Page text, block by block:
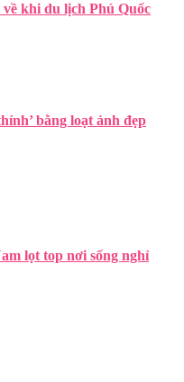
về khi du lịch Phú Quốc
bằng loạt ảnh đẹp
lọt top nơi sống nghỉ